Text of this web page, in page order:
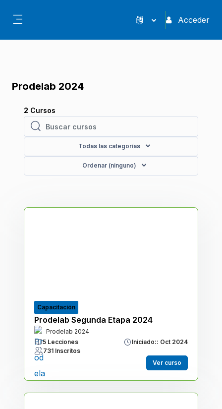
Acceder
Prodelab 2024
2 Cursos
Buscar cursos
Buscar cursos
Todas las categorías
Ordenar (ninguno)
Capacitación
Prodelab Segunda Etapa 2024
Prodelab 2024
5 Lecciones
Iniciado:: Oct 2024
731 Inscritos
Ver curso